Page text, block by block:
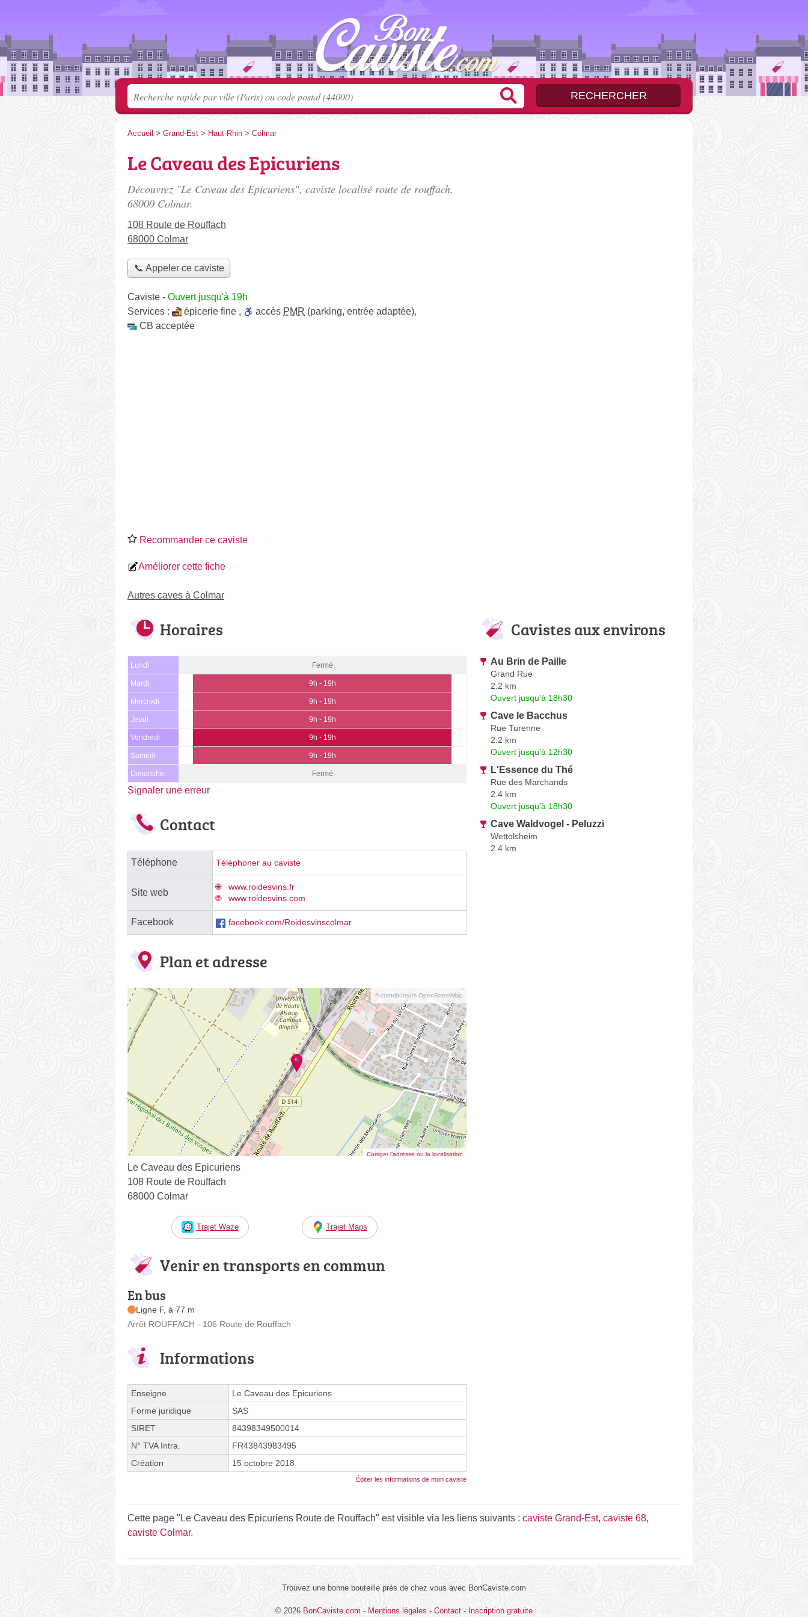
Accueil > Grand-Est > Haut-Rhin > Colmar
Le Caveau des Epicuriens
Découvrez "Le Caveau des Epicuriens", caviste localisé route de rouffach,
68000 Colmar.
108 Route de Rouffach
68000 Colmar
📞 Appeler ce caviste
Caviste - Ouvert jusqu'à 19h
Services :
épicerie fine , accès PMR (parking, entrée adaptée),
CB acceptée
Recommander ce caviste
Améliorer cette fiche
Autres caves à Colmar
Horaires
Lundi Fermé
Mardi 9h - 19h
Mercredi 9h - 19h
Jeudi 9h - 19h
Vendredi 9h - 19h
Samedi 9h - 19h
Dimanche Fermé
Signaler une erreur
Contact
Téléphone Téléphoner au caviste
Site web
www.roidesvins.fr
www.roidesvins.com
Facebook facebook.com/Roidesvinscolmar
Plan et adresse
© contributeurs OpenStreetMap
Corriger l’adresse ou la localisation
Le Caveau des Epicuriens
108 Route de Rouffach
68000 Colmar
Trajet Waze Trajet Maps
Venir en transports en commun
En bus
Ligne F, à 77 m
Arrêt ROUFFACH - 106 Route de Rouffach
Informations
Enseigne
Le Caveau des Epicuriens
Forme juridique
SAS
SIRET
84398349500014
N° TVA Intra.
FR43843983495
Création
15 octobre 2018
Éditer les informations de mon caviste
Cavistes aux environs
Au Brin de Paille
Grand Rue
2.2 km
Ouvert jusqu'à 18h30
Cave le Bacchus
Rue Turenne
2.2 km
Ouvert jusqu'à 12h30
L'Essence du Thé
Rue des Marchands
2.4 km
Ouvert jusqu'à 18h30
Cave Waldvogel - Peluzzi
Wettolsheim
2.4 km
Cette page "Le Caveau des Epicuriens Route de Rouffach" est visible via les liens suivants : caviste Grand-Est, caviste 68,
caviste Colmar.
Trouvez une bonne bouteille près de chez vous avec BonCaviste.com
© 2026 BonCaviste.com - Mentions légales - Contact - Inscription gratuite